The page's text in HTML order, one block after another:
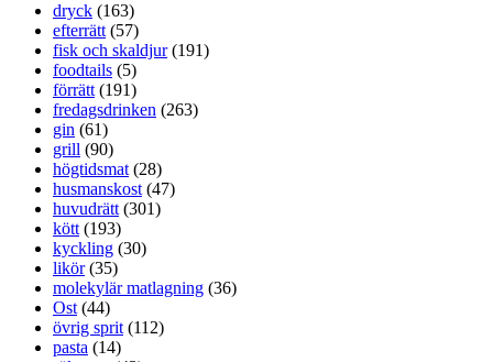
dryck (163)
efterrätt (57)
fisk och skaldjur(191)
foodtails (5)
förrätt (191)
fredagsdrinken (263)
gin (61)
grill (90)
högtidsmat (28)
husmanskost (47)
huvudrätt (301)
kött (193)
kyckling (30)
likör(35)
molekylär matlagning (36)
Ost (44)
övrig sprit (112)
pasta (14)